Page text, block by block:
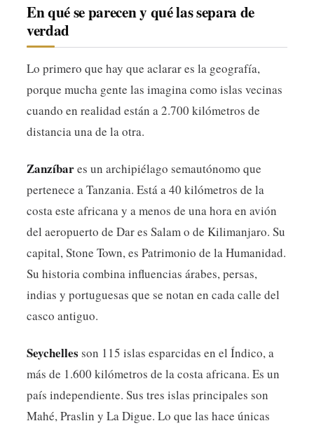
En qué se parecen y qué las separa de
verdad
Lo primero que hay que aclarar es la geografía,
porque mucha gente las imagina como islas vecinas
cuando en realidad están a 2.700 kilómetros de
distancia una de la otra.
Zanzíbares un archipiélago semautónomo que
pertenece a Tanzania. Está a 40 kilómetros de la
costa este africana y a menos de una hora en avión
del aeropuerto de Dar es Salam o de Kilimanjaro. Su
capital, Stone Town, es Patrimonio de la Humanidad.
Su historia combina influencias árabes, persas,
indias y portuguesas que se notan en cada calle del
casco antiguo.
Seychelles son 115 islas esparcidas en el Índico, a
más de 1.600 kilómetros de la costa africana. Es un
país independiente. Sus tres islas principales son
Mahé, Praslin y La Digue. Lo que las hace únicas
funcionalidades
desaparecerán
Marketing
Al compartir tus
intereses y
posibilidad de
ver contenido y
ofertas
personalizados.